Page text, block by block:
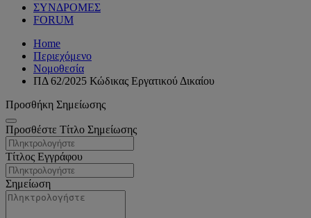
ΣΥΝΔΡΟΜΕΣ
FORUM
Home
Περιεχόμενο
Νομοθεσία
ΠΔ 62/2025 Κώδικας Εργατικού Δικαίου
Προσθήκη Σημείωσης
Προσθέστε Τίτλο Σημείωσης
Τίτλος Εγγράφου
Σημείωση